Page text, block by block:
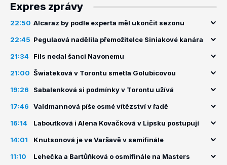
Expres zprávy
22:50 Alcaraz by podle experta měl ukončit sezonu
22:45 Pegulaová nadělila přemožitelce Siniakové kanára
21:34 Fils nedal šanci Navonemu
21:00 Šwiateková v Torontu smetla Golubicovou
19:26 Sabalenková si podmínky v Torontu užívá
17:46 Valdmannová píše osmé vítězství v řadě
16:14 Laboutková i Alena Kovačková v Lipsku postupují
14:01 Knutsonová je ve Varšavě v semifinále
11:10 Lehečka a Bartůňková o osmifinále na Masters